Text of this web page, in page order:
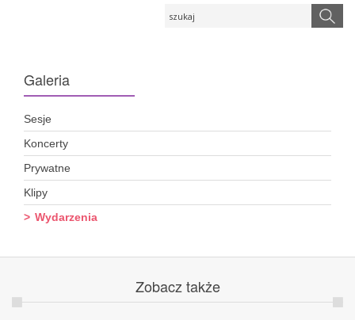
Galeria
Sesje
Koncerty
Prywatne
Klipy
Wydarzenia
Zobacz także